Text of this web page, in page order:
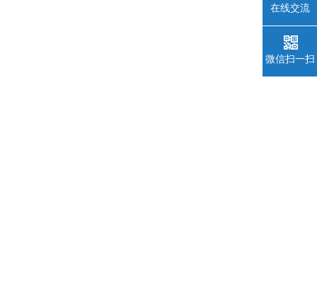
在线交流
微信扫一扫